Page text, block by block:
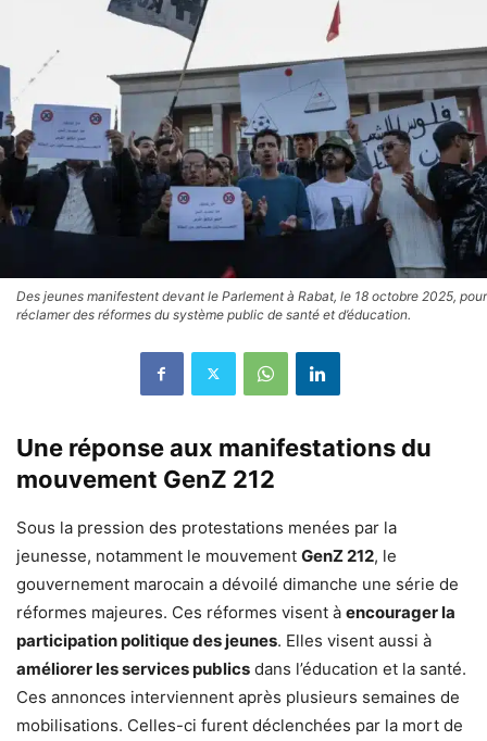
Des jeunes manifestent devant le Parlement à Rabat, le 18 octobre 2025, pour
réclamer des réformes du système public de santé et d’éducation.
Une réponse aux manifestations du
mouvement GenZ 212
Sous la pression des protestations menées par la
jeunesse, notamment le mouvement GenZ 212, le
gouvernement marocain a dévoilé dimanche une série de
réformes majeures. Ces réformes visent à encourager la
participation politique des jeunes. Elles visent aussi à
améliorer les services publics dans l’éducation et la santé.
Ces annonces interviennent après plusieurs semaines de
mobilisations. Celles-ci furent déclenchées par la mort de